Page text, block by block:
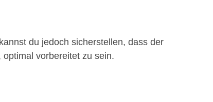
du jedoch sicherstellen, dass der
vorbereitet zu sein.